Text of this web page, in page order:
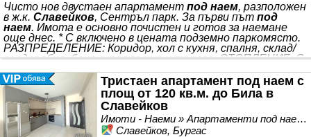
Чисто нов двустаен апартамент под наем, разположен
в ж.к. Славейков, Сентръл парк. За първи път под
наем. Имота е основно почистен и готов за наемане
още днес. * С включено в цената подземно паркомясто.
РАЗПРЕДЕЛЕНИЕ: Коридор, хол с кухня, спалня, склад/
гардеробна, баня с тоалетна и тераса. ОТОПЛЕНИЕ: С
климатици /които не се виждат на снимките/. За да
получите допълнителна информация, може да се
свържете с нас на посочения телефон. Call us - we
speak: Bulgarian, English, Russian, Turkish and German.
КОД НА ОФЕРТА: 182006 Доверете ни се, при нас е
различно.
Тристаен апартамент под наем с
площ от 120 кв.м. до Била в
Славейков
Имоти - Наеми » Апартаменти под наем
Славейков, Бургас